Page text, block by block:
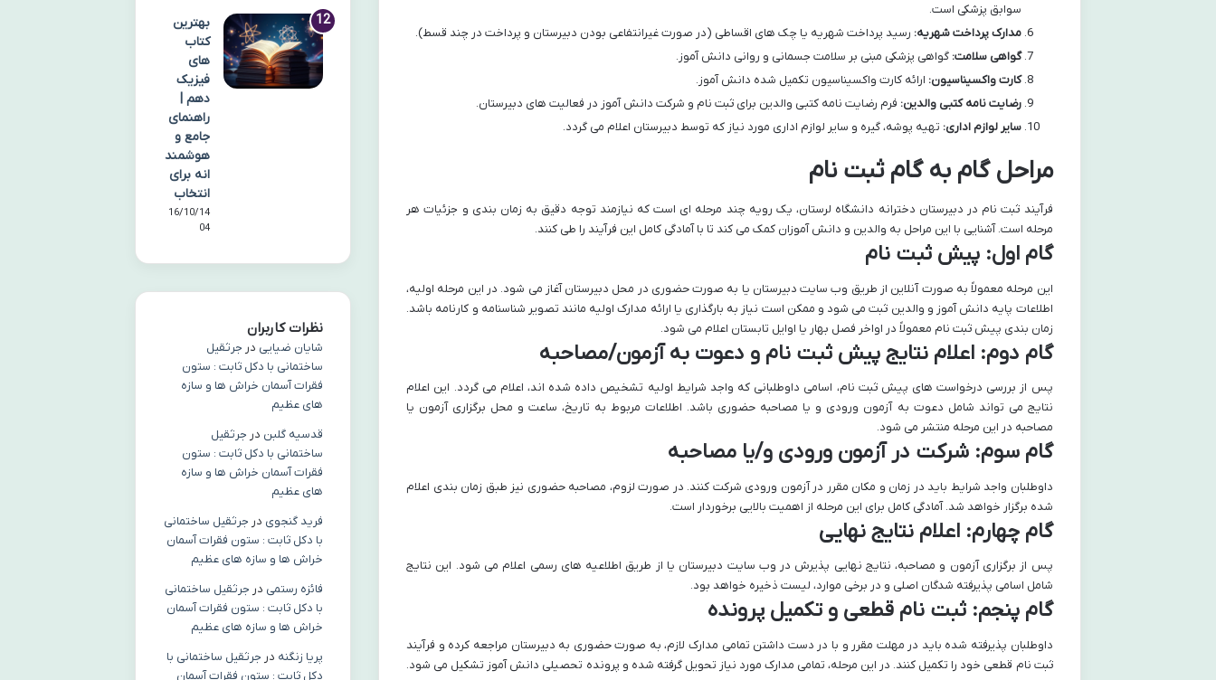
سوابق پزشکی است.
مدارک پرداخت شهریه: رسید پرداخت شهریه یا چک های اقساطی (در صورت غیرانتفاعی بودن دبیرستان و پرداخت در چند قسط).
گواهی سلامت: گواهی پزشکی مبنی بر سلامت جسمانی و روانی دانش آموز.
کارت واکسیناسیون: ارائه کارت واکسیناسیون تکمیل شده دانش آموز.
رضایت نامه کتبی والدین: فرم رضایت نامه کتبی والدین برای ثبت نام و شرکت دانش آموز در فعالیت های دبیرستان.
سایر لوازم اداری: تهیه پوشه، گیره و سایر لوازم اداری مورد نیاز که توسط دبیرستان اعلام می گردد.
مراحل گام به گام ثبت نام
فرآیند ثبت نام در دبیرستان دخترانه دانشگاه لرستان، یک رویه چند مرحله ای است که نیازمند توجه دقیق به زمان بندی و جزئیات هر
مرحله است. آشنایی با این مراحل به والدین و دانش آموزان کمک می کند تا با آمادگی کامل این فرآیند را طی کنند.
گام اول: پیش ثبت نام
این مرحله معمولاً به صورت آنلاین از طریق وب سایت دبیرستان یا به صورت حضوری در محل دبیرستان آغاز می شود. در این مرحله اولیه،
اطلاعات پایه دانش آموز و والدین ثبت می شود و ممکن است نیاز به بارگذاری یا ارائه مدارک اولیه مانند تصویر شناسنامه و کارنامه باشد.
زمان بندی پیش ثبت نام معمولاً در اواخر فصل بهار یا اوایل تابستان اعلام می شود.
گام دوم: اعلام نتایج پیش ثبت نام و دعوت به آزمون/مصاحبه
پس از بررسی درخواست های پیش ثبت نام، اسامی داوطلبانی که واجد شرایط اولیه تشخیص داده شده اند، اعلام می گردد. این اعلام
نتایج می تواند شامل دعوت به آزمون ورودی و یا مصاحبه حضوری باشد. اطلاعات مربوط به تاریخ، ساعت و محل برگزاری آزمون یا
مصاحبه در این مرحله منتشر می شود.
گام سوم: شرکت در آزمون ورودی و/یا مصاحبه
داوطلبان واجد شرایط باید در زمان و مکان مقرر در آزمون ورودی شرکت کنند. در صورت لزوم، مصاحبه حضوری نیز طبق زمان بندی اعلام
شده برگزار خواهد شد. آمادگی کامل برای این مرحله از اهمیت بالایی برخوردار است.
گام چهارم: اعلام نتایج نهایی
پس از برگزاری آزمون و مصاحبه، نتایج نهایی پذیرش در وب سایت دبیرستان یا از طریق اطلاعیه های رسمی اعلام می شود. این نتایج
شامل اسامی پذیرفته شدگان اصلی و در برخی موارد، لیست ذخیره خواهد بود.
گام پنجم: ثبت نام قطعی و تکمیل پرونده
داوطلبان پذیرفته شده باید در مهلت مقرر و با در دست داشتن تمامی مدارک لازم، به صورت حضوری به دبیرستان مراجعه کرده و فرآیند
ثبت نام قطعی خود را تکمیل کنند. در این مرحله، تمامی مدارک مورد نیاز تحویل گرفته شده و پرونده تحصیلی دانش آموز تشکیل می شود.
بهترین
کتاب
های
فیزیک
دهم |
راهنمای
جامع و
هوشمند
انه برای
انتخاب
16/10/14
04
نظرات کاربران
شایان ضیایی در جرثقیل
ساختمانی با دکل ثابت : ستون
فقرات آسمان خراش ها و سازه
های عظیم
قدسیه گلبن در جرثقیل
ساختمانی با دکل ثابت : ستون
فقرات آسمان خراش ها و سازه
های عظیم
فرید گنجوی در جرثقیل ساختمانی
با دکل ثابت : ستون فقرات آسمان
خراش ها و سازه های عظیم
فائزه رستمی در جرثقیل ساختمانی
با دکل ثابت : ستون فقرات آسمان
خراش ها و سازه های عظیم
پریا زنگنه در جرثقیل ساختمانی با
دکل ثابت : ستون فقرات آسمان